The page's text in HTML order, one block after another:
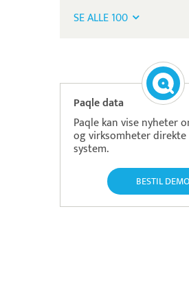
SE ALLE 100
Paqle data
Paqle kan vise nyheter
og virksomheter
system.
BESTIL DEMO